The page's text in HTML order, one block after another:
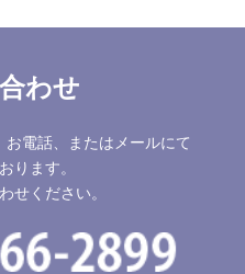
わせ
電話、またはメールにて
ります。
せください。